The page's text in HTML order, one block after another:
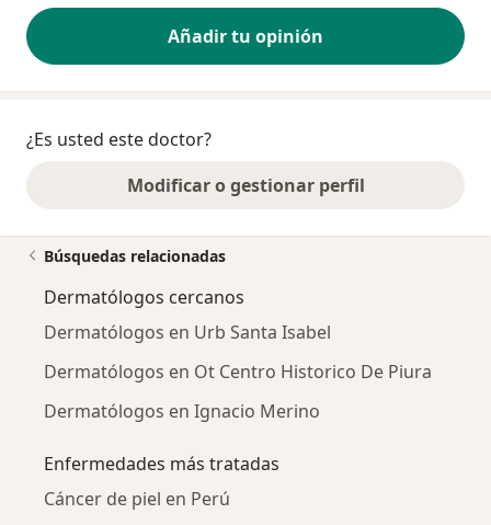
Añadir tu opinión
¿Es usted este doctor?
Modificar o gestionar perfil
Búsquedas relacionadas
Dermatólogos cercanos
Dermatólogos en Urb Santa Isabel
Dermatólogos en Ot Centro Historico De Piura
Dermatólogos en Ignacio Merino
Enfermedades más tratadas
Cáncer de piel en Perú